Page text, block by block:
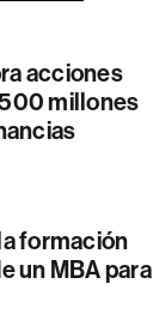
acciones
millones
formación
un MBA para